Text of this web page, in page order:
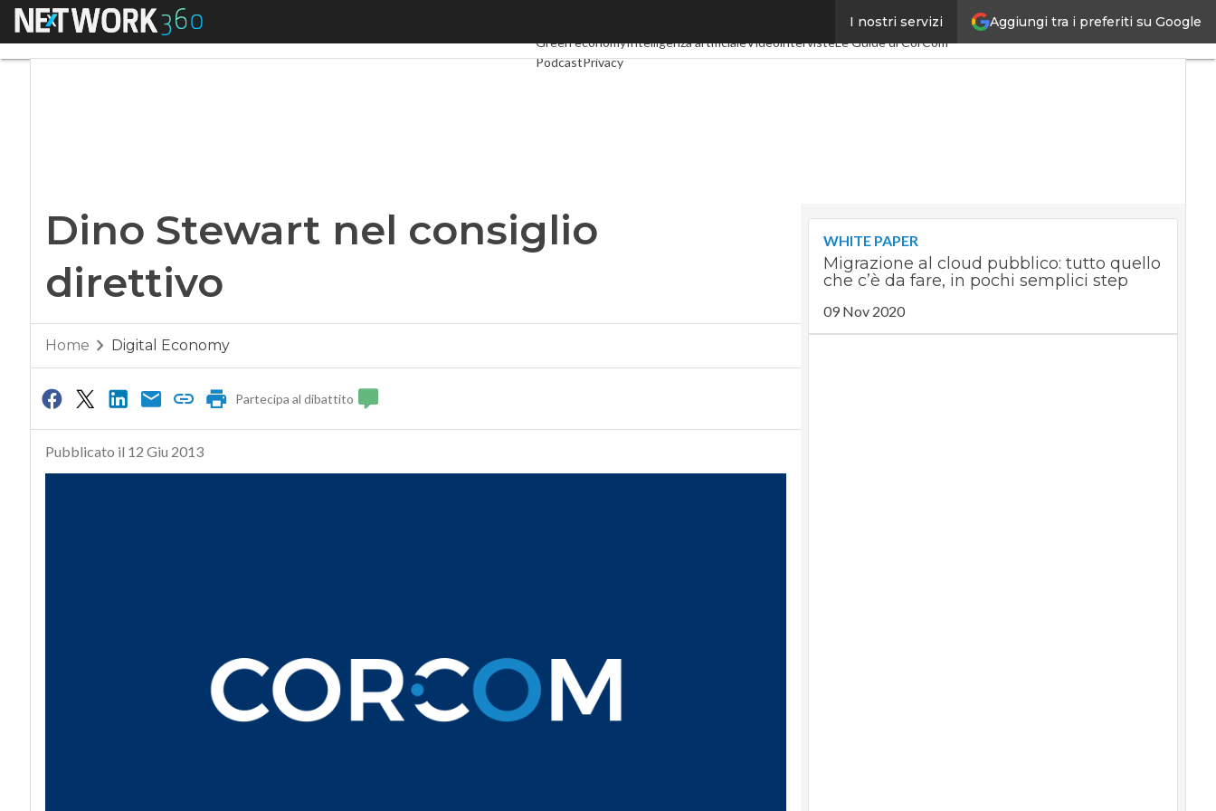
Aggiungi tra i preferiti su Google
I nostri servizi
Menu SpacEconomyPA Digitale
Green economyIntelligenza artificialeVideointervisteLe Guide di CorCom
PodcastPrivacy
Dino Stewart nel consiglio
direttivo
Home Digital Economy
Partecipa al dibattito
Pubblicato il 12 Giu 2013
WHITE PAPER
Migrazione al cloud pubblico: tutto quello
che c’è da fare, in pochi semplici step
09 Nov 2020